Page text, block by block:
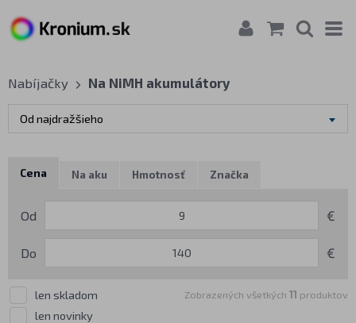
Nabíjačky Na NiMH akumulátory
Od najdražšieho
Cena Na aku Hmotnosť Značka
Od €
Do €
Zobrazených všetkých 11 produktov
len skladom
len novinky